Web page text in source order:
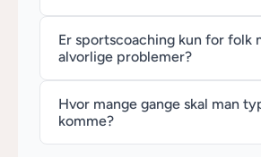
Er sportscoaching kun for folk
alvorlige problemer?
Hvor mange gange skal man
komme?